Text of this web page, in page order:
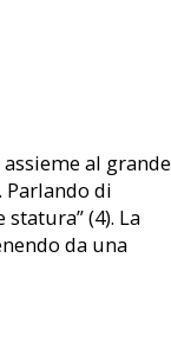
al grande
Parlando di
(4). La
da una